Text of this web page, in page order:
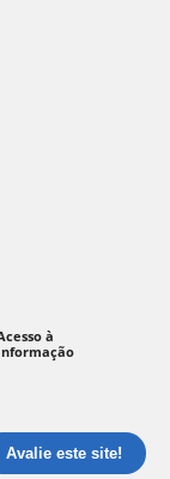
Avalie este site!